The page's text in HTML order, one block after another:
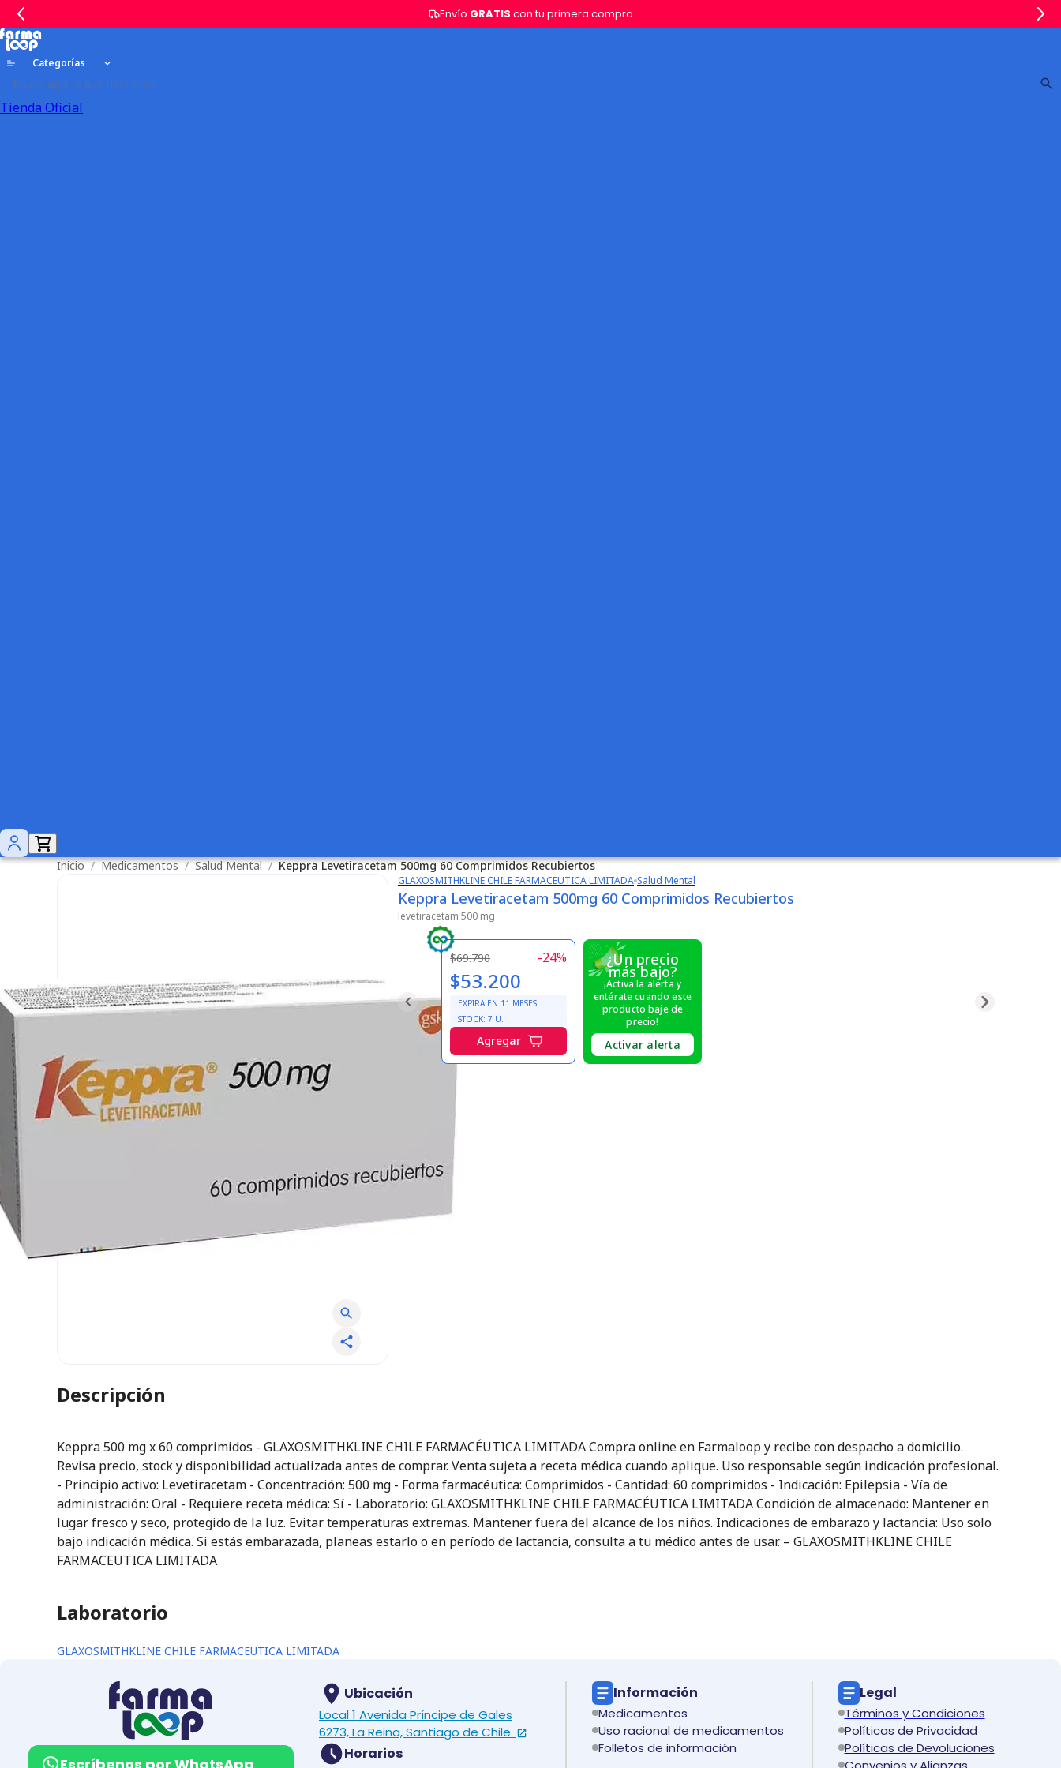
Envío GRATIS con tu primera compra
Categorías
Tienda Oficial
Inicio / Medicamentos / Salud Mental / Keppra Levetiracetam 500mg 60 Comprimidos Recubiertos
GLAXOSMITHKLINE CHILE FARMACEUTICA LIMITADA Salud Mental
Keppra Levetiracetam 500mg 60 Comprimidos Recubiertos
levetiracetam 500 mg
$69.790 -24%
$53.200
EXPIRA EN 11 MESES
STOCK: 7 U.
Agregar
¿Un precio
más bajo?
¡Activa la alerta y
entérate cuando este
producto baje de
precio!
Activar alerta
Descripción
Keppra 500 mg x 60 comprimidos - GLAXOSMITHKLINE CHILE FARMACÉUTICA LIMITADA Compra online en Farmaloop y recibe con despacho a domicilio.
Revisa precio, stock y disponibilidad actualizada antes de comprar. Venta sujeta a receta médica cuando aplique. Uso responsable según indicación profesional.
- Principio activo: Levetiracetam - Concentración: 500 mg - Forma farmacéutica: Comprimidos - Cantidad: 60 comprimidos - Indicación: Epilepsia - Vía de
administración: Oral - Requiere receta médica: Sí - Laboratorio: GLAXOSMITHKLINE CHILE FARMACÉUTICA LIMITADA Condición de almacenado: Mantener en
lugar fresco y seco, protegido de la luz. Evitar temperaturas extremas. Mantener fuera del alcance de los niños. Indicaciones de embarazo y lactancia: Uso solo
bajo indicación médica. Si estás embarazada, planeas estarlo o en período de lactancia, consulta a tu médico antes de usar. – GLAXOSMITHKLINE CHILE
FARMACEUTICA LIMITADA
Laboratorio
GLAXOSMITHKLINE CHILE FARMACEUTICA LIMITADA
Ubicación
Local 1 Avenida Príncipe de Gales
6273, La Reina, Santiago de Chile.
Horarios
Información
Medicamentos
Uso racional de medicamentos
Folletos de información
Legal
Términos y Condiciones
Políticas de Privacidad
Políticas de Devoluciones